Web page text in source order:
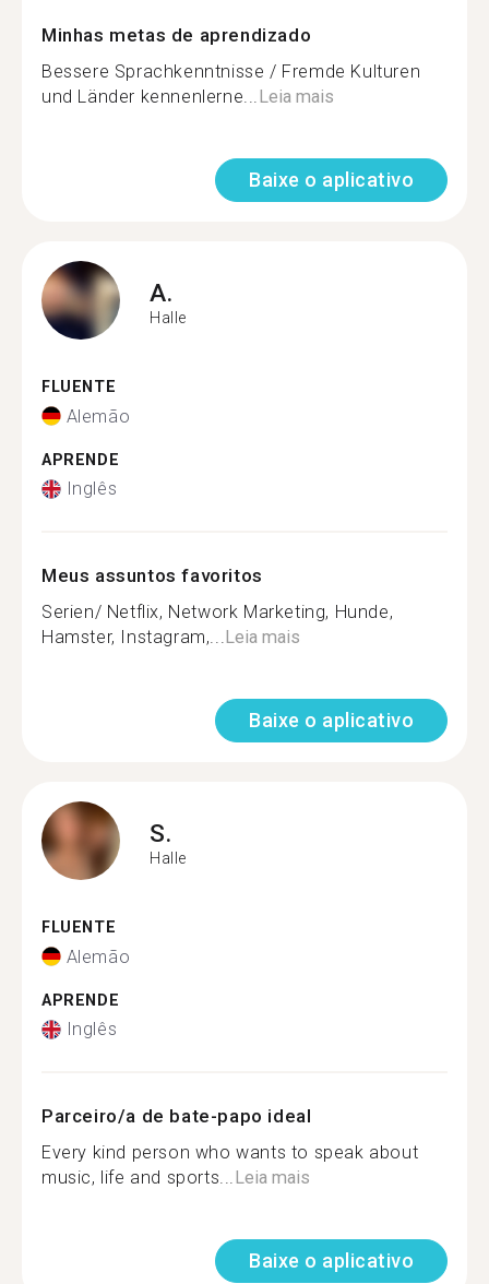
Minhas metas de aprendizado
Bessere Sprachkenntnisse / Fremde Kulturen
und Länder kennenlerne...Leia mais
Baixe o aplicativo
A.
Halle
FLUENTE
Alemão
APRENDE
Inglês
Meus assuntos favoritos
Serien/ Netflix, Network Marketing, Hunde,
Hamster, Instagram,...Leia mais
Baixe o aplicativo
S.
Halle
FLUENTE
Alemão
APRENDE
Inglês
Parceiro/a de bate-papo ideal
Every kind person who wants to speak about
music, life and sports...Leia mais
Baixe o aplicativo